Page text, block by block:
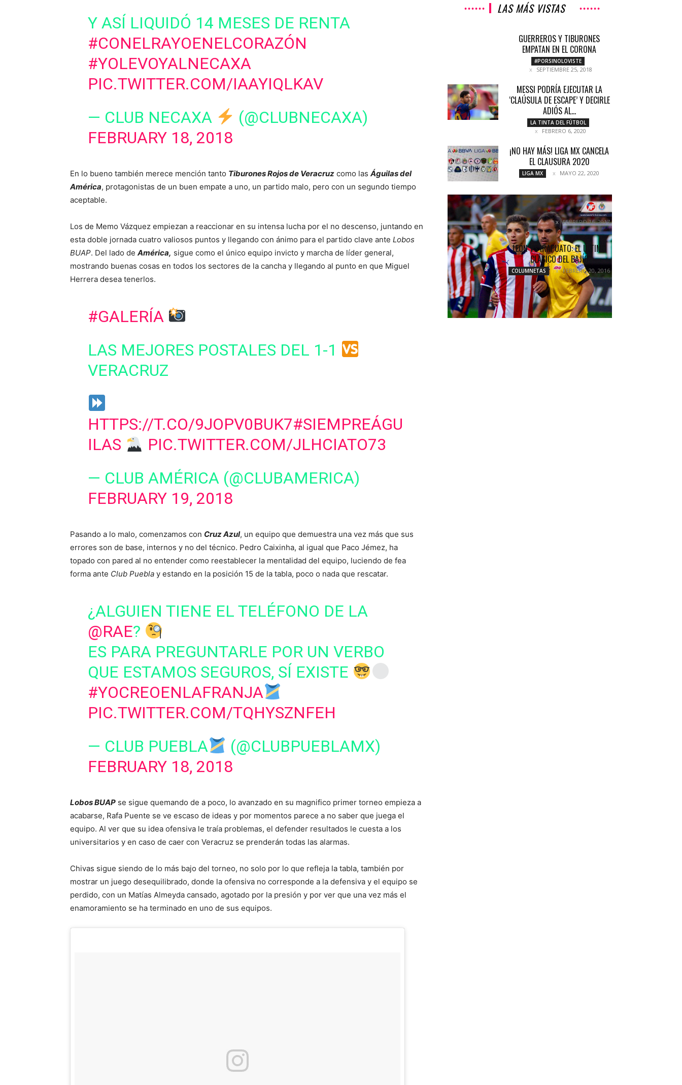
Y ASÍ LIQUIDÓ 14 MESES DE RENTA
#CONELRAYOENELCORAZÓN
#YOLEVOYALNECAXA
PIC.TWITTER.COM/IAAYIQLKAV
— CLUB NECAXA
(@CLUBNECAXA)
FEBRUARY 18, 2018
En lo bueno también merece mención tanto Tiburones Rojos de Veracruz como las Águilas del
América, protagonistas de un buen empate a uno, un partido malo, pero con un segundo tiempo
aceptable.
Los de Memo Vázquez empiezan a reaccionar en su intensa lucha por el no descenso, juntando en
esta doble jornada cuatro valiosos puntos y llegando con ánimo para el partido clave ante Lobos
BUAP. Del lado de América, sigue como el único equipo invicto y marcha de líder general,
mostrando buenas cosas en todos los sectores de la cancha y llegando al punto en que Miguel
Herrera desea tenerlos.
#GALERÍA
LAS MEJORES POSTALES DEL 1-1
VERACRUZ
HTTPS://T.CO/9JOPV0BUK7#SIEMPREÁGU
ILAS
PIC.TWITTER.COM/JLHCIATO73
— CLUB AMÉRICA (@CLUBAMERICA)
FEBRUARY 19, 2018
Pasando a lo malo, comenzamos con Cruz Azul, un equipo que demuestra una vez más que sus
errores son de base, internos y no del técnico. Pedro Caixinha, al igual que Paco Jémez, ha
topado con pared al no entender como reestablecer la mentalidad del equipo, luciendo de fea
forma ante Club Puebla y estando en la posición 15 de la tabla, poco o nada que rescatar.
¿ALGUIEN TIENE EL TELÉFONO DE LA
@RAE?
ES PARA PREGUNTARLE POR UN VERBO
QUE ESTAMOS SEGUROS, SÍ EXISTE
#YOCREOENLAFRANJA
PIC.TWITTER.COM/TQHYSZNFEH
— CLUB PUEBLA
(@CLUBPUEBLAMX)
FEBRUARY 18, 2018
Lobos BUAP se sigue quemando de a poco, lo avanzado en su magnifico primer torneo empieza a
acabarse, Rafa Puente se ve escaso de ideas y por momentos parece a no saber que juega el
equipo. Al ver que su idea ofensiva le traía problemas, el defender resultados le cuesta a los
universitarios y en caso de caer con Veracruz se prenderán todas las alarmas.
Chivas sigue siendo de lo más bajo del torneo, no solo por lo que refleja la tabla, también por
mostrar un juego desequilibrado, donde la ofensiva no corresponde a la defensiva y el equipo se
perdido, con un Matías Almeyda cansado, agotado por la presión y por ver que una vez más el
enamoramiento se ha terminado en uno de sus equipos.
LAS MÁS VISTAS
GUERREROS Y TIBURONES
EMPATAN EN EL CORONA
#PORSINOLOVISTE
SEPTIEMBRE 25, 2018
MESSI PODRÍA EJECUTAR LA
‘CLAÚSULA DE ESCAPE’ Y DECIRLE
ADIÓS AL...
LA TINTA DEL FÚTBOL
FEBRERO 6, 2020
¡NO HAY MÁS! LIGA MX CANCELA
EL CLAUSURA 2020
LIGA MX MAYO 22, 2020
¡CON LA MIRA PUESTA EN EL
CLÁSICO!
COLUMNETAS FEBRERO 16, 2017
LEÓN VS IRAPUATO: EL ÚLTIMO
CLÁSICO DEL BAJÍO
COLUMNETAS FEBRERO 20, 2016